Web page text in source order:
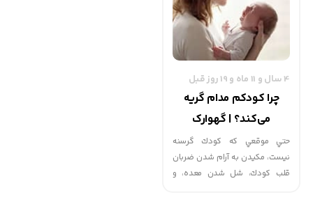
4 سال و 11 ماه و 19 روز قبل
چرا کودکم مدام گریه
می‌کند؟ | گهوارک
حتي موقعي كه كودك گرسنه
نيست، مكيدن به آرام شدن ضربان
قلب كودك، شل شدن معده، و